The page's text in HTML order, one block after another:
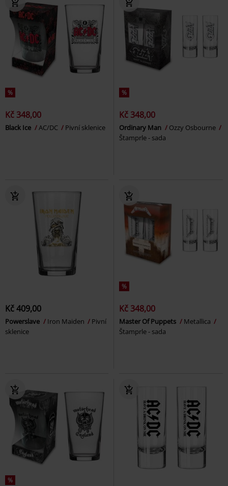
%
Kč 348,00
Black Ice AC/DC Pivní sklenice
%
Kč 348,00
Ordinary Man
Ozzy Osbourne
Štamprle - sada
Kč 409,00
Powerslave Iron Maiden
Pivní
sklenice
%
Kč 348,00
Master Of Puppets
Metallica
Štamprle - sada
%